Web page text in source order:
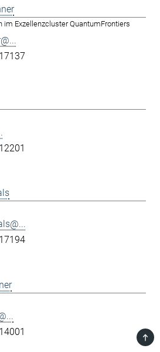
im Exzellenzcluster QuantumFrontiers
TOP